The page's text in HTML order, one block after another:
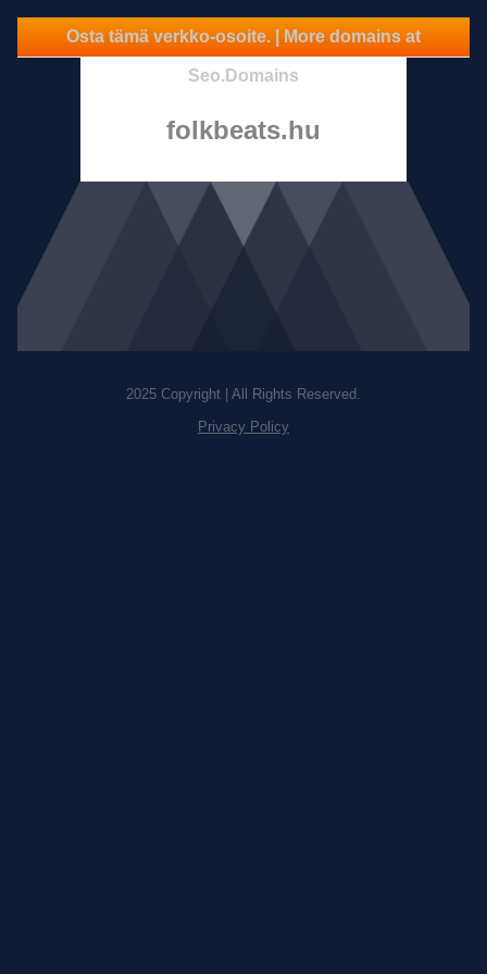
Osta tämä verkko-osoite. | More domains at
Seo.Domains
folkbeats.hu
2025 Copyright | All Rights Reserved.
Privacy Policy